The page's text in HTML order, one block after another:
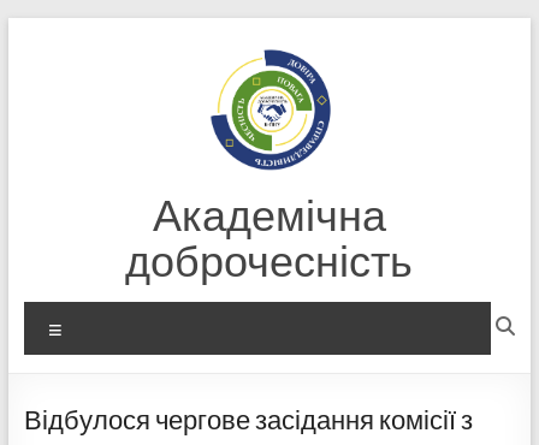
Академічна
доброчесність
Відбулося чергове засідання комісії з